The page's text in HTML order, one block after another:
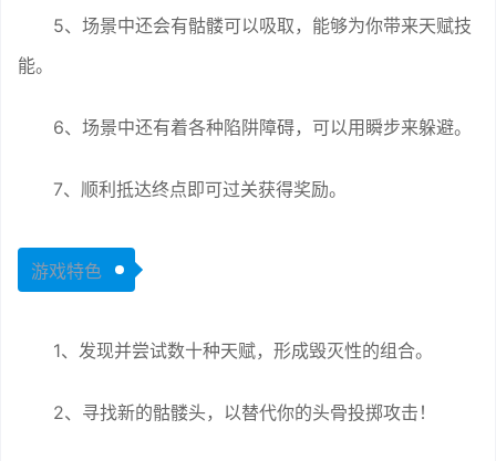
5、场景中还会有骷髅可以吸取，能够为你带来天赋技
能。
6、场景中还有着各种陷阱障碍，可以用瞬步来躲避。
7、顺利抵达终点即可过关获得奖励。
游戏特色
1、发现并尝试数十种天赋，形成毁灭性的组合。
2、寻找新的骷髅头，以替代你的头骨投掷攻击！